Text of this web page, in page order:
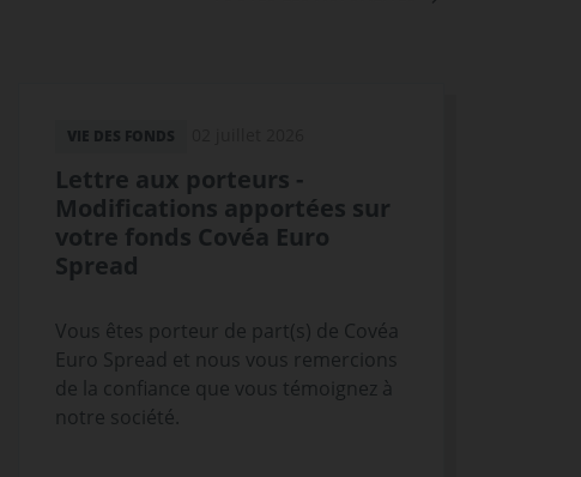
VIE DES FONDS
Lettre aux porteurs -
Modifications apportées sur
votre fonds Covéa Euro
Spread
Vous êtes porteur de part(s) de Covéa
Euro Spread et nous vous remercions
de la confiance que vous témoignez à
notre société.